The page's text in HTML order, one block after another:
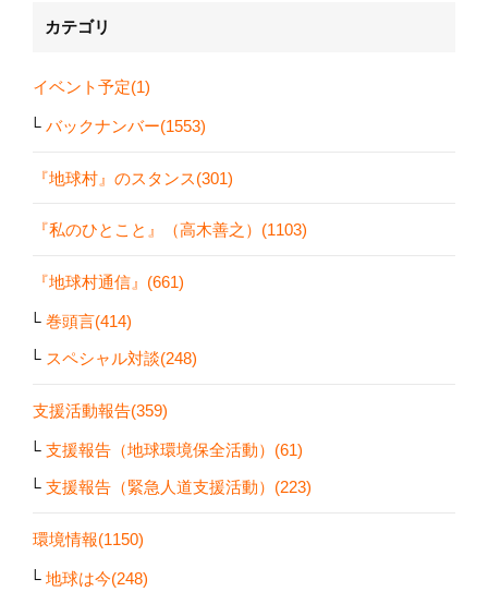
カテゴリ
イベント予定(1)
バックナンバー(1553)
『地球村』のスタンス(301)
『私のひとこと』（高木善之）(1103)
『地球村通信』(661)
巻頭言(414)
スペシャル対談(248)
支援活動報告(359)
支援報告（地球環境保全活動）(61)
支援報告（緊急人道支援活動）(223)
環境情報(1150)
地球は今(248)